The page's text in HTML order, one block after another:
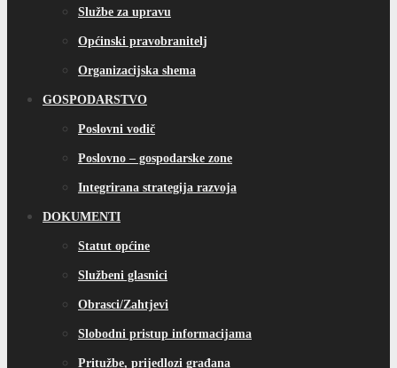
Službe za upravu
Općinski pravobranitelj
Organizacijska shema
GOSPODARSTVO
Poslovni vodič
Poslovno – gospodarske zone
Integrirana strategija razvoja
DOKUMENTI
Statut općine
Službeni glasnici
Obrasci/Zahtjevi
Slobodni pristup informacijama
Pritužbe, prijedlozi građana